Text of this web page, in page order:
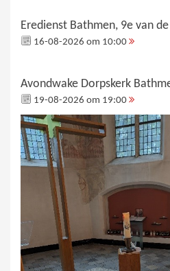
Eredienst Bathmen, 9e van
16-08-2026 om 10:00
Avondwake Dorpskerk
19-08-2026 om 19:00